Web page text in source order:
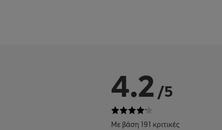
4.2 /5
Με βάση 191 κριτικές